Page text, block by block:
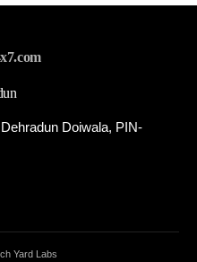
Doiwala, PIN-
Yard Labs